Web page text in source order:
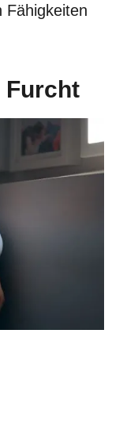
Fähigkeiten
Furcht